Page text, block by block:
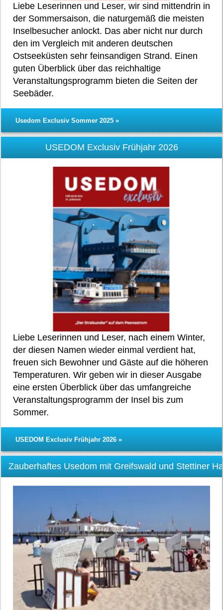
Liebe Leserinnen und Leser, wir sind mittendrin in
der Sommersaison, die naturgemäß die meisten
Inselbesucher anlockt. Das aber nicht nur durch
den im Vergleich mit anderen deutschen
Ostseeküsten sehr feinsandigen Strand. Einen
guten Überblick über das reichhaltige
Veranstaltungsprogramm bieten die Seiten der
Seebäder.
Usedom Exclusiv Sommer 2025 »
USEDOM Exclusiv Frühjahr 2026
Liebe Leserinnen und Leser, nach einem Winter,
der diesen Namen wieder einmal verdient hat,
freuen sich Bewohner und Gäste auf die höheren
Temperaturen. Wir geben wir in dieser Ausgabe
eine ersten Überblick über das umfangreiche
Veranstaltungsprogramm der Insel bis zum
Sommer.
USEDOM Exclusiv Frühjahr 2026 »
Zauberhaftes Usedom mit Greifswald und Stettiner